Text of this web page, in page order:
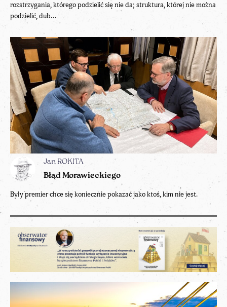
rozstrzygania, którego podzielić się nie da; struktura, której nie można
podzielić, dub...
Jan ROKITA
Błąd Morawieckiego
Były premier chce się koniecznie pokazać jako ktoś, kim nie jest.